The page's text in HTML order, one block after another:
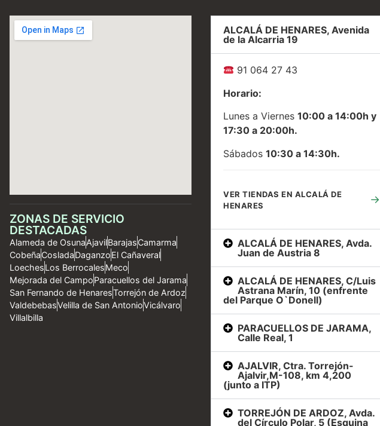
ZONAS DE SERVICIO
DESTACADAS
Alameda de OsunaAjavilBarajasCamarma
CobeñaCosladaDaganzoEl Cañaveral
LoechesLos BerrocalesMeco
Mejorada del CampoParacuellos del Jarama
San Fernando de HenaresTorrejón de Ardoz
ValdebebasVelilla de San AntonioVicálvaro
Villalbilla
ALCALÁ DE HENARES, Avenida
de la Alcarria 19
91 064 27 43
Horario:
Lunes a Viernes 10:00 a 14:00h y
17:30 a 20:00h.
Sábados 10:30 a 14:30h.
VER TIENDAS EN ALCALÁ DE
HENARES
→
ALCALÁ DE HENARES, Avda.
Juan de Austria 8
ALCALÁ DE HENARES, C/Luis
Astrana Marín, 10 (enfrente
del Parque O`Donell)
PARACUELLOS DE JARAMA,
Calle Real, 1
AJALVIR, Ctra. Torrejón-
Ajalvir,M-108, km 4,200
(junto a ITP)
TORREJÓN DE ARDOZ, Avda.
del Círculo Polar, 5 (Esquina